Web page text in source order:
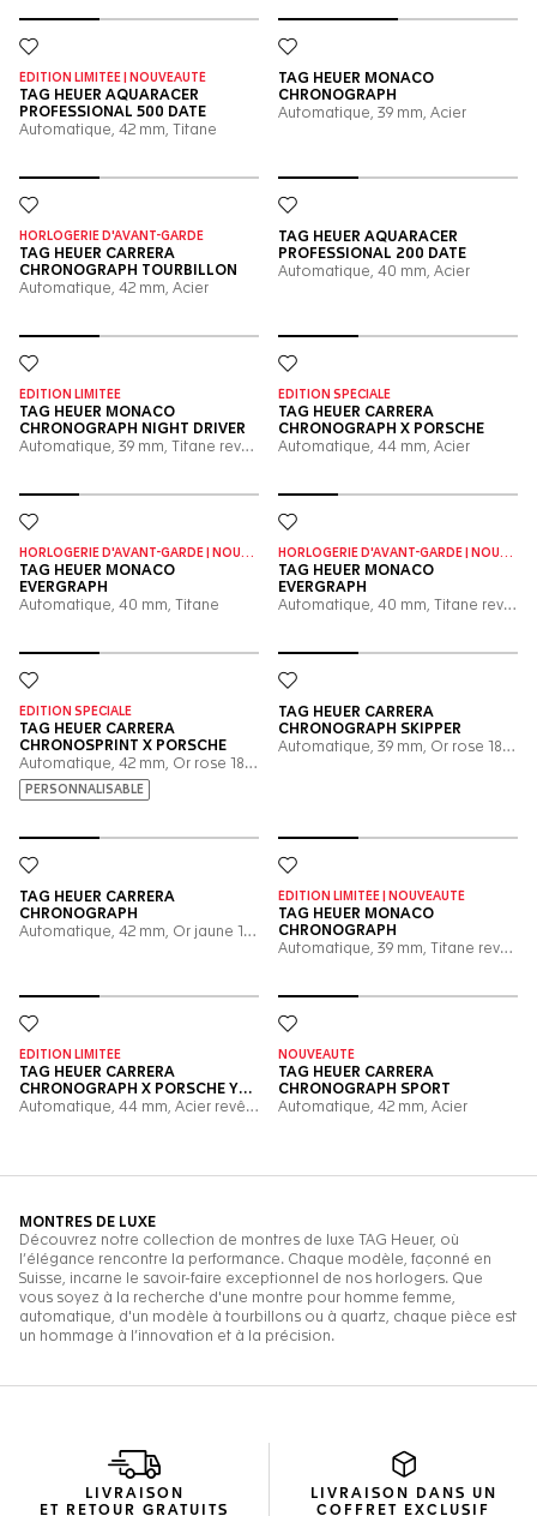
LIVRAISON
ET RETOUR GRATUITS
LIVRAISON DANS UN
COFFRET EXCLUSIF